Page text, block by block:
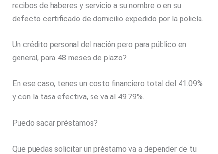
recibos de haberes y servicio a su nombre o en su
defecto certificado de domicilio expedido por la policía.
Un crédito personal del nación pero para público en
general, para 48 meses de plazo?
En ese caso, tenes un costo financiero total del 41.09%
y con la tasa efectiva, se va al 49.79%.
Puedo sacar préstamos?
Que puedas solicitar un préstamo va a depender de tu